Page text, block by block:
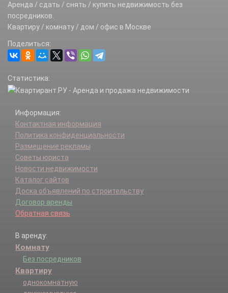
Аренда / сдать / снять / купить недвижимость без
посредников.
Квартиру / комнату / дом / офис в Москве
Поделиться:
Статистика:
Информация:
Контактная информация
Политика конфиденциальности
Размещение рекламы
Советы юриста
Новости недвижимости
Каталог сайтов
Доска объявлений по строительству
Договор аренды
Обратная связь
В аренду:
Комнату
Без посредников
Квартиру
однокомнатную